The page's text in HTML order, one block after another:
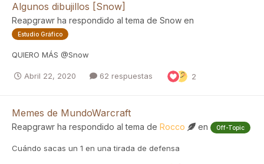
Algunos dibujillos [Snow]
Reapgrawr ha respondido al tema de Snow en
Estudio Gráfico
QUIERO MÁS @Snow
Abril 22, 2020 62 respuestas 2
Memes de MundoWarcraft
Reapgrawr ha respondido al tema de Rocco en Off-Topic
Cuándo sacas un 1 en una tirada de defensa